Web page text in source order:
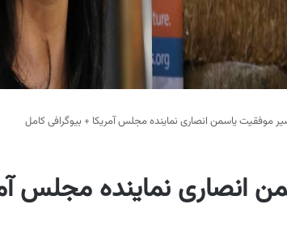
موفقیت یاسمن انصاری نماینده مجلس آمریکا + بیوگرافی کامل
انصاری نماینده مجلس